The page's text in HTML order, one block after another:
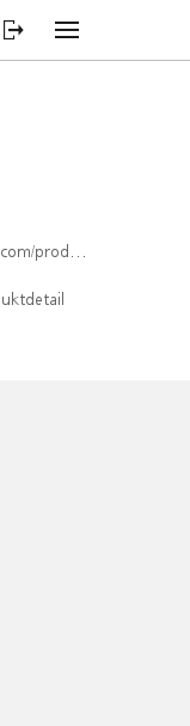
CH1578001906